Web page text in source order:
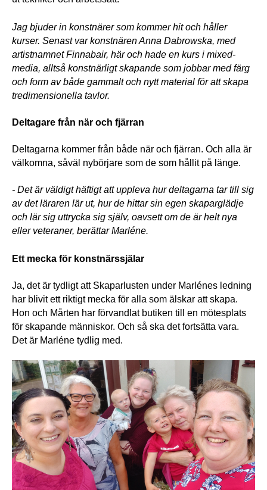
Jag bjuder in konstnärer som kommer hit och håller
kurser. Senast var konstnären Anna Dabrowska, med
artistnamnet Finnabair, här och hade en kurs i mixed-
media, alltså konstnärligt skapande som jobbar med färg
och form av både gammalt och nytt material för att skapa
tredimensionella tavlor.
Deltagare från när och fjärran
Deltagarna kommer från både när och fjärran. Och alla är
välkomna, såväl nybörjare som de som hållit på länge.
- Det är väldigt häftigt att uppleva hur deltagarna tar till sig
av det läraren lär ut, hur de hittar sin egen skaparglädje
och lär sig uttrycka sig själv, oavsett om de är helt nya
eller veteraner, berättar Marléne.
Ett mecka för konstnärssjälar
Ja, det är tydligt att Skaparlusten under Marlénes ledning
har blivit ett riktigt mecka för alla som älskar att skapa.
Hon och Mårten har förvandlat butiken till en mötesplats
för skapande människor. Och så ska det fortsätta vara.
Det är Marléne tydlig med.